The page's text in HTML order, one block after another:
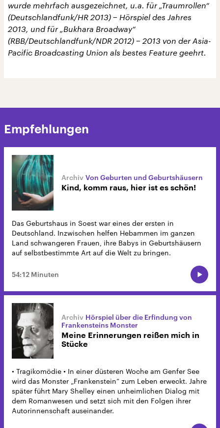
wurde mehrfach ausgezeichnet, u.a. für „Traumrollen“
(Deutschlandfunk/HR 2013) − Hörspiel des Jahres
2013, und für „Bukhara Broadway“
(RBB/Deutschlandfunk/NDR 2012) − 2013 von der Asia-
Pacific Broadcasting Union als bestes Feature geehrt.
Empfehlungen
Von Geburten und Geburtshäusern
Kind, komm raus, hier ist es schön!
Das Geburtshaus in Soest war eines der ersten in
Deutschland. Inzwischen helfen Hebammen im ganzen
Land schwangeren Frauen, ihre Babys in Geburtshäusern
auf selbstbestimmte Art auf die Welt zu bringen.
54:12 Minuten
Hörspiel über die Erfindung von
Frankensteins Monster
Meine Erinnerungen reißen mich in
Stücke
• Tragikomödie • In einer düsteren Woche am Genfer See
wird das Monster „Frankenstein“ zum Leben erweckt. Jahre
später führt Mary Shelley einen unheimlichen Dialog mit
dem Romanwesen und setzt sich mit den Folgen ihrer
Autorinnenschaft auseinander.